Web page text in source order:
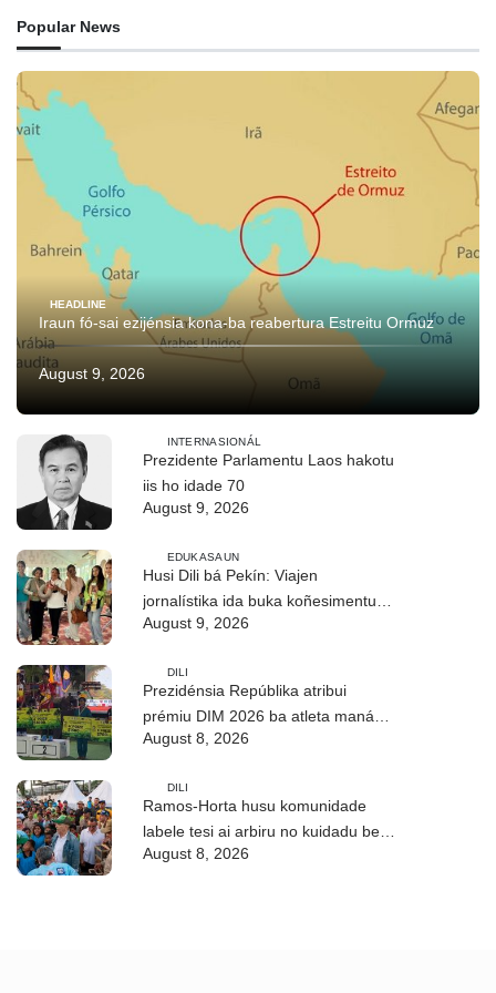
Popular News
HEADLINE
Iraun fó-sai ezijénsia kona-ba reabertura Estreitu Ormuz
August 9, 2026
INTERNASIONÁL
Prezidente Parlamentu Laos hakotu
iis ho idade 70
August 9, 2026
EDUKASAUN
Husi Dili bá Pekín: Viajen
jornalístika ida buka koñesimentu
foun (Parte I)
August 9, 2026
DILI
Prezidénsia Repúblika atribui
prémiu DIM 2026 ba atleta manán-
na’in sira
August 8, 2026
DILI
Ramos-Horta husu komunidade
labele tesi ai arbiru no kuidadu bee-
matan
August 8, 2026